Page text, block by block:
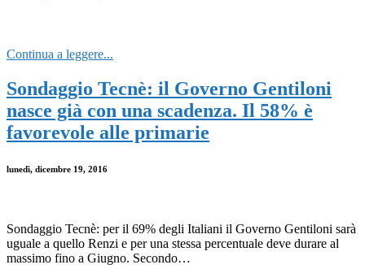
Continua a leggere...
Sondaggio Tecnè: il Governo Gentiloni
nasce già con una scadenza. Il 58% è
favorevole alle primarie
lunedì, dicembre 19, 2016
Sondaggio Tecnè: per il 69% degli Italiani il Governo Gentiloni sarà
uguale a quello Renzi e per una stessa percentuale deve durare al
massimo fino a Giugno. Secondo…